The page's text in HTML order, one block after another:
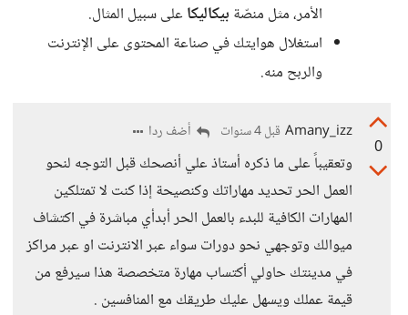
الأمر، مثل منصّة بيكاليكا على سبيل المثال.
استغلال هوايتك في صناعة المحتوى على الإنترنت
والربح منه.
0
Amany_izz قبل 4 سنوات أضف ردا
وتعقيباً على ما ذكره أستاذ علي أنصحك قبل التوجه لنحو
العمل الحر تحديد مهاراتك وكنصيحة إذا كنت لا تمتلكين
المهارات الكافية للبدء بالعمل الحر أبدأي مباشرة في اكتشاف
ميوالك وتوجهي نحو دورات سواء عبر الانترنت او عبر مراكز
في مدينتك حاولي أكتساب مهارة متخصصة هذا سيرفع من
قيمة عملك ويسهل عليك طريقك مع المنافسين .